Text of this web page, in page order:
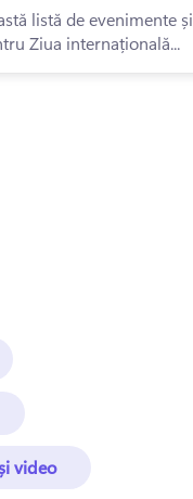
listă de evenimente
Ziua internațională...
video